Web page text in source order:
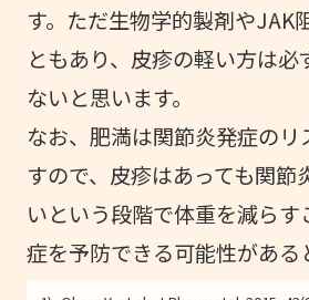
す。ただ生物学的製剤やJAK
ともあり、皮疹の軽い方は
ないと思います。
なお、肥満は関節炎発症のリ
すので、皮疹はあっても関節
いという段階で体重を減らす
症を予防できる可能性がある